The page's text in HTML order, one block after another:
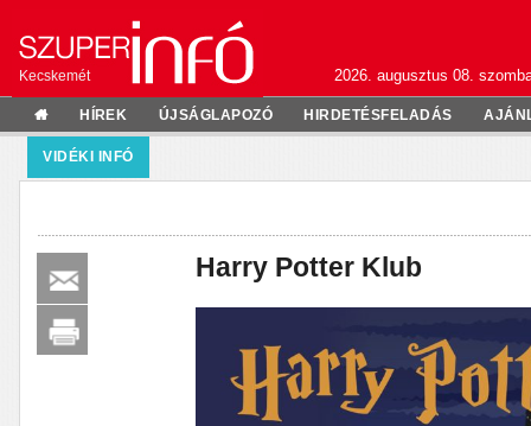
Kecskemét 2026. augusztus 08.
HÍREK ÚJSÁGLAPOZÓ HIRDETÉSFELADÁS
VIDÉKI INFÓ
Harry Potter Klub